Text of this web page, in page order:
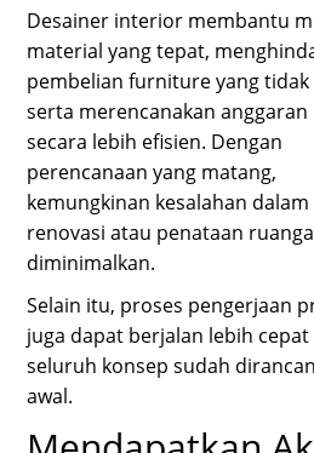
Desainer interior membantu
material yang tepat,
pembelian furniture yang tidak
serta merencanakan anggaran
secara lebih efisien. Dengan
perencanaan yang matang,
kemungkinan kesalahan
renovasi atau penataan
diminimalkan.
Selain itu, proses pengerjaan
juga dapat berjalan lebih cepat
seluruh konsep sudah
awal.